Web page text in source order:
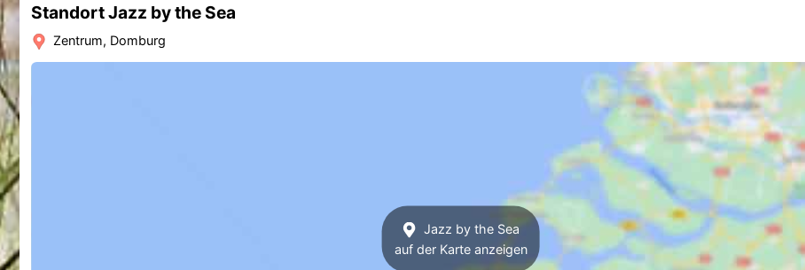
Standort Jazz by the Sea
Zentrum, Domburg
Jazz by the Sea
auf der Karte anzeigen